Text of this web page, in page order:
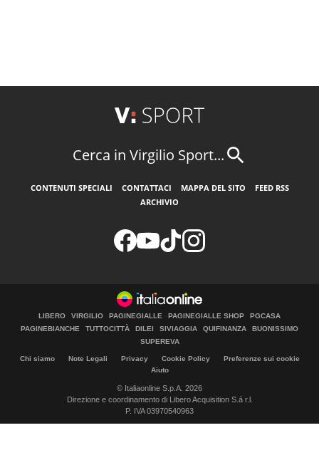
Cerca in Virgilio Sport...
CONTENUTI SPECIALI CONTATTACI MAPPA DEL SITO
FEED RSS
ARCHIVIO
LIBERO VIRGILIO PAGINEGIALLE PAGINEGIALLE SHOP
PGCASA
PAGINEBIANCHE
TUTTOCITTÀ DILEI SIVIAGGIA QUIFINANZA
BUONISSIMO
SUPEREVA
Chi siamo Note Legali Privacy Cookie Policy
Preferenze sui cookie
Aiuto
© Italiaonline S.p.A. 2026
Direzione e coordinamento di Libero Acquisition S.á r.l.
P. IVA 03970540963